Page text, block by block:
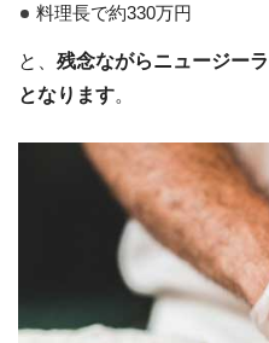
料理長で約330万円
と、 残念ながらニュージー
となります。